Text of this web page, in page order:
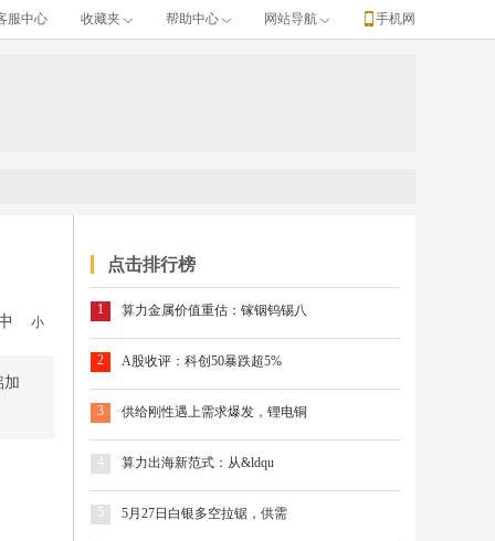
服中心 收藏夹 帮助中心 网站导航 手机网
小
加
点击排行榜
1 算力金属价值重估：镓铟钨锡八
2 A股收评：科创50暴跌超5%
3 供给刚性遇上需求爆发，锂电铜
4 算力出海新范式：从&ldqu
5 5月27日白银多空拉锯，供需